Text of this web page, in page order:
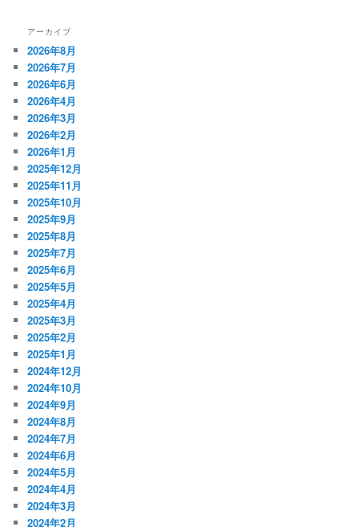
アーカイブ
2026年8月
2026年7月
2026年6月
2026年4月
2026年3月
2026年2月
2026年1月
2025年12月
2025年11月
2025年10月
2025年9月
2025年8月
2025年7月
2025年6月
2025年5月
2025年4月
2025年3月
2025年2月
2025年1月
2024年12月
2024年10月
2024年9月
2024年8月
2024年7月
2024年6月
2024年5月
2024年4月
2024年3月
2024年2月